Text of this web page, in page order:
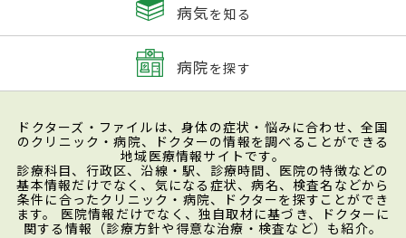
病気を知る
病院を探す
ドクターズ・ファイルは、身体の症状・悩みに合わせ、全国
のクリニック・病院、ドクターの情報を調べることができる
地域医療情報サイトです。
診療科目、行政区、沿線・駅、診療時間、医院の特徴などの
基本情報だけでなく、気になる症状、病名、検査名などから
条件に合ったクリニック・病院、ドクターを探すことができ
ます。 医院情報だけでなく、独自取材に基づき、ドクターに
関する情報（診療方針や得意な治療・検査など）も紹介。